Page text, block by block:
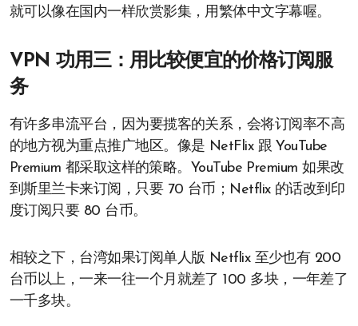
就可以像在国内一样欣赏影集，用繁体中文字幕喔。
VPN 功用三：用比较便宜的价格订阅服
务
有许多串流平台，因为要揽客的关系，会将订阅率不高
的地方视为重点推广地区。像是 NetFlix 跟 YouTube
Premium 都采取这样的策略。YouTube Premium 如果改
到斯里兰卡来订阅，只要 70 台币；Netflix 的话改到印
度订阅只要 80 台币。
相较之下，台湾如果订阅单人版 Netflix 至少也有 200
台币以上，一来一往一个月就差了 100 多块，一年差了
一千多块。